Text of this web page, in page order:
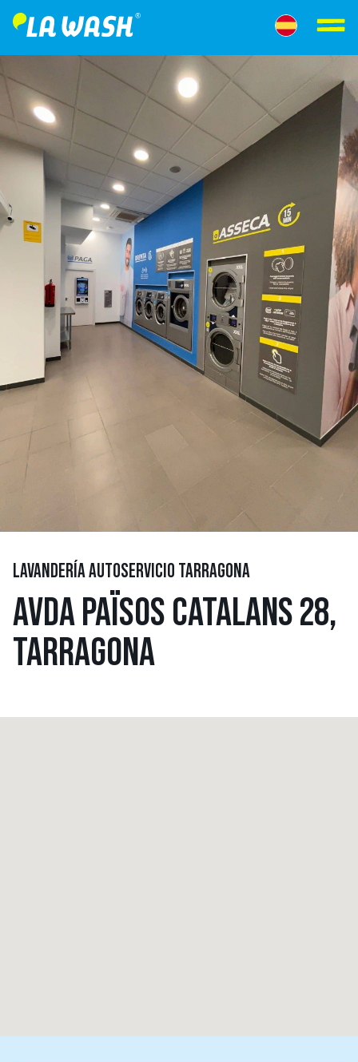
LAVANDERÍA AUTOSERVICIO TARRAGONA
AVDA PAÏSOS CATALANS 28,
TARRAGONA